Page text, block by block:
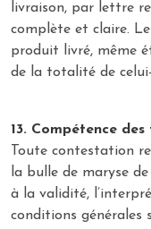
livraison, par lettre
complète et claire.
produit livré, même
de la totalité de
13. Compétence
Toute contestation
la bulle de maryse
à la validité,
conditions générales